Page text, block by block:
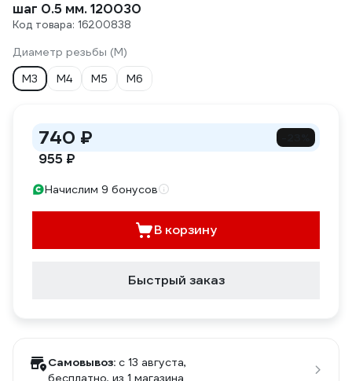
шаг 0.5 мм. 120030
Код товара: 16200838
Диаметр резьбы (М)
М3
М4 М5 М6
740 ₽
955 ₽
Начислим 9 бонусов
В корзину
Быстрый заказ
Самовывоз: c 13 августа,
бесплатно, из 1 магазина